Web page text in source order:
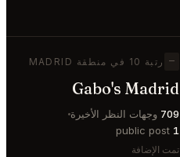
— رتبة 10 في منطقة MADRID
Gabo's Madrid
709 وجهات النظر الأخيرة
1
تمت الإضافة